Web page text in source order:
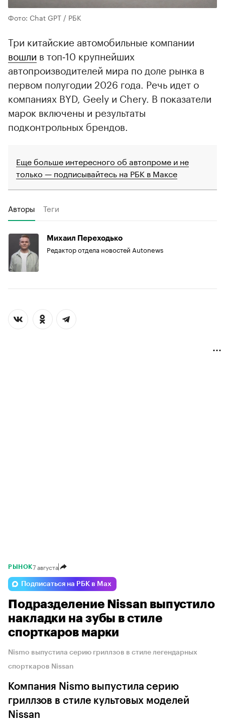
Фото: Chat GPT / РБК
Три китайские автомобильные компании
вошли в топ‑10 крупнейших
автопроизводителей мира по доле рынка в
первом полугодии 2026 года. Речь идет о
компаниях BYD, Geely и Chery. В показатели
марок включены и результаты
подконтрольных брендов.
Еще больше интересного об автопроме и не
только — подписывайтесь на РБК в Максе
Авторы Теги
Михаил Переходько
Редактор отдела новостей Autonews
РЫНОК7 августа
Подписаться на РБК в Max
Подразделение Nissan выпустило
накладки на зубы в стиле
спорткаров марки
Nismo выпустила серию гриллзов в стиле легендарных
спорткаров Nissan
Компания Nismo выпустила серию
гриллзов в стиле культовых моделей
Nissan